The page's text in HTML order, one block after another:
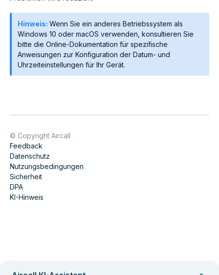
Hinweis: Wenn Sie ein anderes Betriebssystem als
Windows 10 oder macOS verwenden, konsultieren Sie
bitte die Online-Dokumentation für spezifische
Anweisungen zur Konfiguration der Datum- und
Uhrzeiteinstellungen für Ihr Gerät.
© Copyright Aircall
Feedback
Datenschutz
Nutzungsbedingungen
Sicherheit
DPA
KI-Hinweis